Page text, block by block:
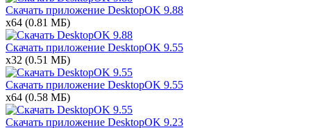
Скачать приложение DesktopOK 9.88
x64 (0.81 МБ)
Скачать приложение DesktopOK 9.55
x32 (0.51 МБ)
Скачать приложение DesktopOK 9.55
x64 (0.58 МБ)
Скачать приложение DesktopOK 9.23